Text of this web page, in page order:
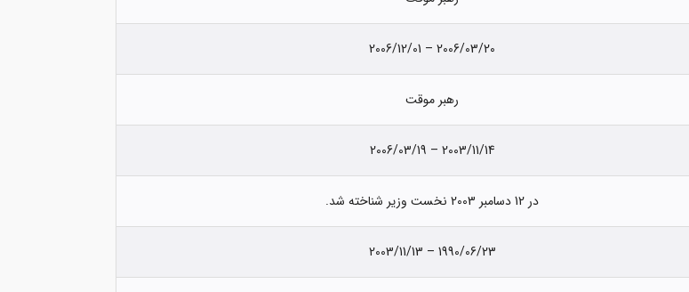
2006/03/20 – 2006/12/01
رهبر موقت
2003/11/14 – 2006/03/19
در 12 دسامبر 2003 نخست وزیر شناخته شد.
1990/06/23 – 2003/11/13